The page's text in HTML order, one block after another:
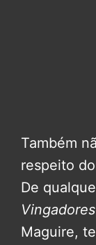
Também
respeito
De
Maguire,